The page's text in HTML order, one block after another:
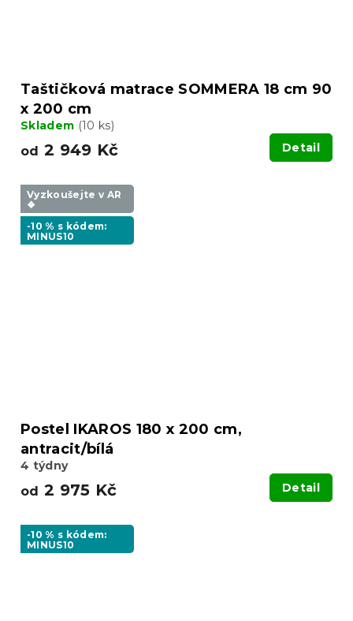
Taštičková matrace SOMMERA 18 cm 90
x 200 cm
Skladem (10 ks)
od 2 949 Kč Detail
Vyzkoušejte v AR
❖
-10 % s kódem:
MINUS10
Postel IKAROS 180 x 200 cm,
antracit/bílá
4 týdny
od 2 975 Kč Detail
-10 % s kódem:
MINUS10